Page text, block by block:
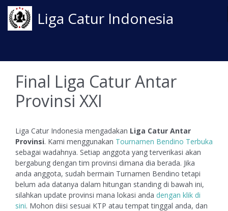
Liga Catur Indonesia
Final Liga Catur Antar
Provinsi XXI
Liga Catur Indonesia mengadakan Liga Catur Antar
Provinsi. Kami menggunakan Tournamen Bendino Terbuka
sebagai wadahnya. Setiap anggota yang terverikasi akan
bergabung dengan tim provinsi dimana dia berada. Jika
anda anggota, sudah bermain Turnamen Bendino tetapi
belum ada datanya dalam hitungan standing di bawah ini,
silahkan update provinsi mana lokasi anda dengan klik di
sini. Mohon diisi sesuai KTP atau tempat tinggal anda, dan